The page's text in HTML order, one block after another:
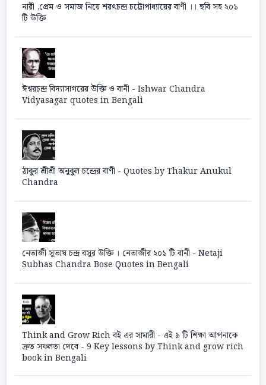
নারী ,প্রেম ও সমাজ নিয়ে শরৎচন্দ্র চট্টোপাধ্যায়ের বাণী ।। ছবি সহ ২০১
টি উক্তি
ঈশ্বরচন্দ্র বিদ্যাসাগরের উক্তি ও বানী - Ishwar Chandra
Vidyasagar quotes in Bengali
ঠাকুর শ্রীশ্রী অনুকুল চন্দ্রের বাণী - Quotes by Thakur Anukul
Chandra
নেতাজী সুভাষ চন্দ্র বসুর উক্তি । নেতাজীর ২০১ টি বানী - Netaji
Subhas Chandra Bose Quotes in Bengali
Think and Grow Rich বই এর সামারী - এই ৯ টি শিক্ষা আপনাকে
দ্রুত সফলতা দেবে - 9 Key lessons by Think and grow rich
book in Bengali